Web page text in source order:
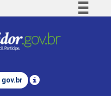
Comunica BR
Legislação
gov.br